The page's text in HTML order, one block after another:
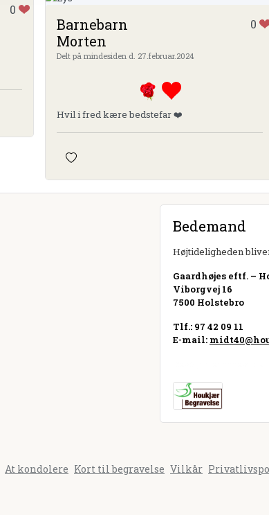
0
Barnebarn
Morten
0
Delt på mindesiden d. 27.februar.2024
Hvil i fred kære bedstefar ❤️
Bedemand
Højtideligheden
Gaardhøjes eftf. –
Viborgvej 16
7500 Holstebro
Tlf.: 97 42 09 11
E-mail:
At kondolere Kort til begravelse Vilkår